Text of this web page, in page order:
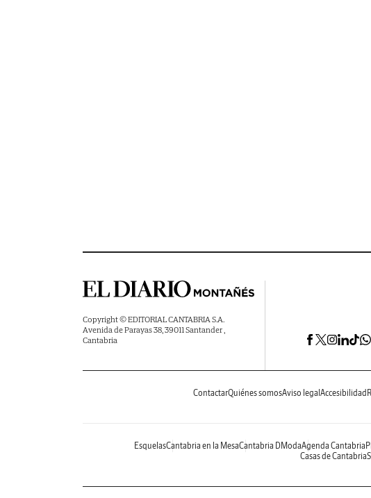
Copyright © EDITORIAL CANTABRIA S.A.
Avenida de Parayas 38, 39011 Santander ,
Cantabria
ContactarQuiénes somosAviso legal Accesibilidad
EsquelasCantabria en la MesaCantabria DModaAgenda Cantabria
Casas de Cantabria